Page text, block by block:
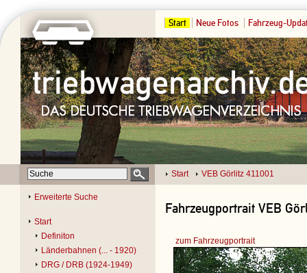
Start Neue Fotos Fahrzeug-
Start VEB Görlitz 411001
Erweiterte Suche
Start
Definiton
Länderbahnen (... - 1920)
DRG / DRB (1924-1949)
Fahrzeugportrait VEB
zum Fahrzeugportrait